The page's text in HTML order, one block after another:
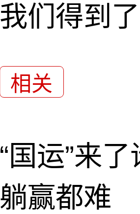
我们得到了
相关
“国运”来
躺赢都难